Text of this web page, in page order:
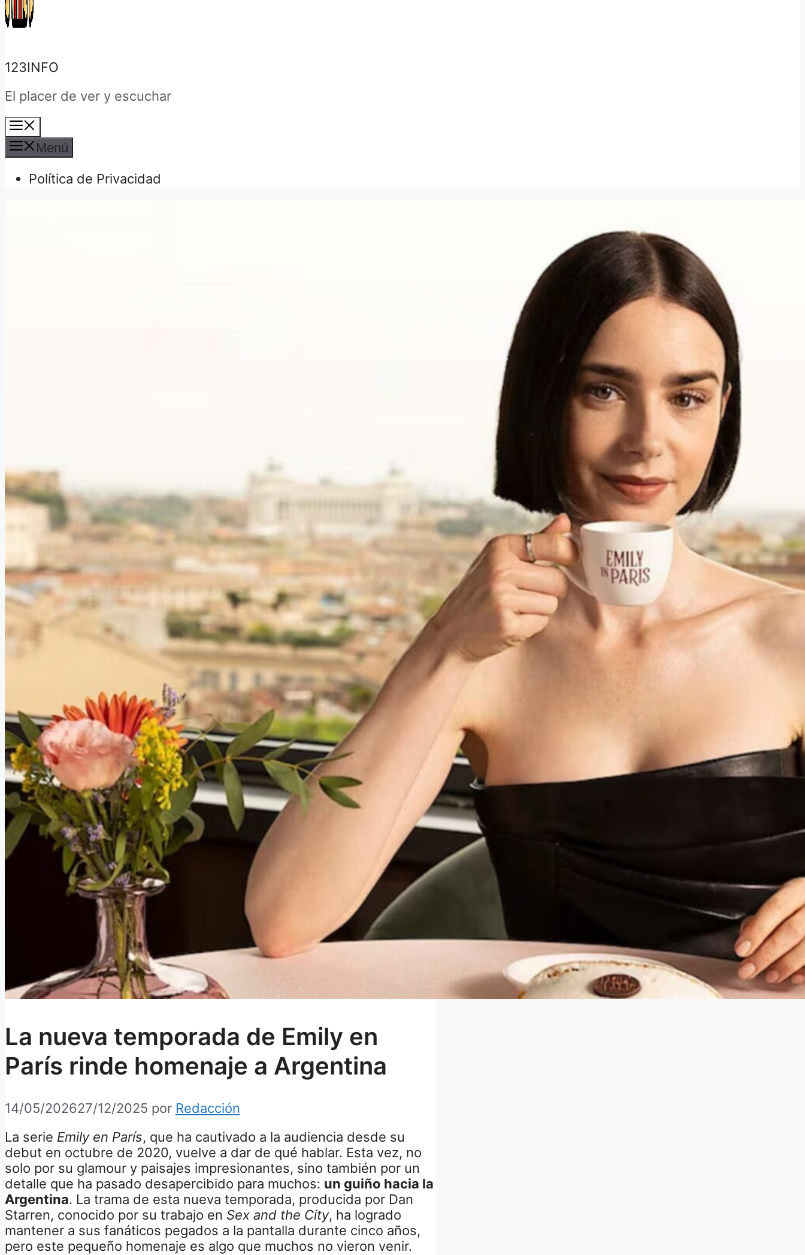
123INFO
El placer de ver y escuchar
Menú
Política de Privacidad
La nueva temporada de Emily en
París rinde homenaje a Argentina
14/05/202627/12/2025 por Redacción
La serie Emily en París, que ha cautivado a la audiencia desde su
debut en octubre de 2020, vuelve a dar de qué hablar. Esta vez, no
solo por su glamour y paisajes impresionantes, sino también por un
detalle que ha pasado desapercibido para muchos: un guiño hacia la
Argentina. La trama de esta nueva temporada, producida por Dan
Starren, conocido por su trabajo en Sex and the City, ha logrado
mantener a sus fanáticos pegados a la pantalla durante cinco años,
pero este pequeño homenaje es algo que muchos no vieron venir.